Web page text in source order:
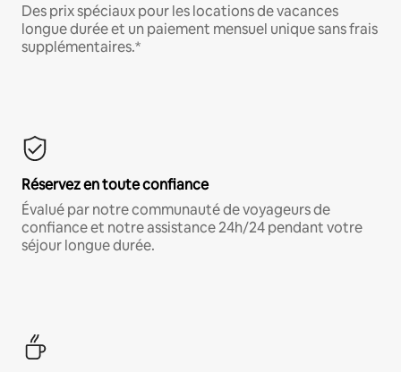
Des prix spéciaux pour les locations de vacances
longue durée et un paiement mensuel unique sans frais
supplémentaires.*
Réservez en toute confiance
Évalué par notre communauté de voyageurs de
confiance et notre assistance 24h/24 pendant votre
séjour longue durée.